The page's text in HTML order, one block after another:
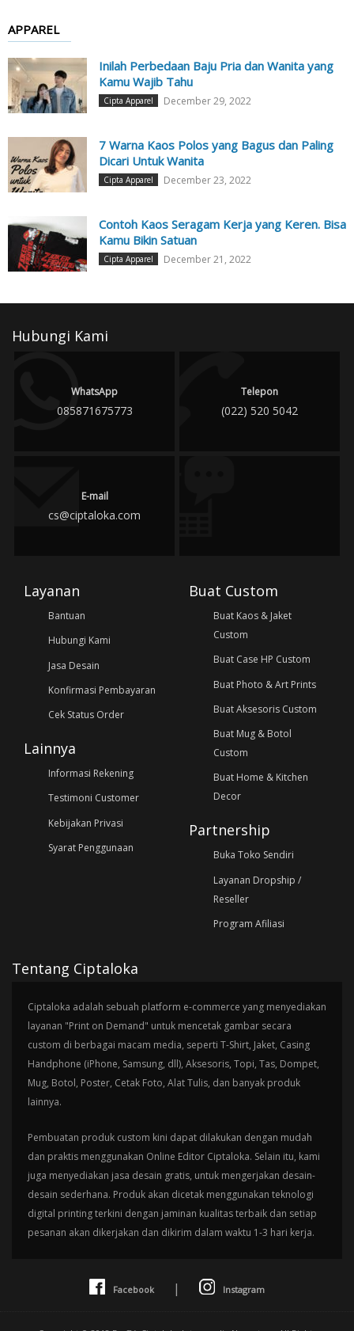
APPAREL
Inilah Perbedaan Baju Pria dan Wanita yang
Kamu Wajib Tahu
Cipta Apparel December 29, 2022
7 Warna Kaos Polos yang Bagus dan Paling
Dicari Untuk Wanita
Cipta Apparel December 23, 2022
Contoh Kaos Seragam Kerja yang Keren. Bisa
Kamu Bikin Satuan
Cipta Apparel December 21, 2022
Hubungi Kami
WhatsApp
085871675773
Telepon
(022) 520 5042
E-mail
cs@ciptaloka.com
Layanan
Bantuan
Hubungi Kami
Jasa Desain
Konfirmasi Pembayaran
Cek Status Order
Lainnya
Informasi Rekening
Testimoni Customer
Kebijakan Privasi
Syarat Penggunaan
Buat Custom
Buat Kaos & Jaket
Custom
Buat Case HP Custom
Buat Photo & Art Prints
Buat Aksesoris Custom
Buat Mug & Botol
Custom
Buat Home & Kitchen
Decor
Partnership
Buka Toko Sendiri
Layanan Dropship /
Reseller
Program Afiliasi
Tentang Ciptaloka
Ciptaloka adalah sebuah platform e-commerce yang menyediakan
layanan "Print on Demand" untuk mencetak gambar secara
custom di berbagai macam media, seperti T-Shirt, Jaket, Casing
Handphone (iPhone, Samsung, dll), Aksesoris, Topi, Tas, Dompet,
Mug, Botol, Poster, Cetak Foto, Alat Tulis, dan banyak produk
lainnya.
Pembuatan produk custom kini dapat dilakukan dengan mudah
dan praktis menggunakan Online Editor Ciptaloka. Selain itu, kami
juga menyediakan jasa desain gratis, untuk mengerjakan desain-
desain sederhana. Produk akan dicetak menggunakan teknologi
digital printing terkini dengan jaminan kualitas terbaik dan setiap
pesanan akan dikerjakan dan dikirim dalam waktu 1-3 hari kerja.
Facebook | Instagram